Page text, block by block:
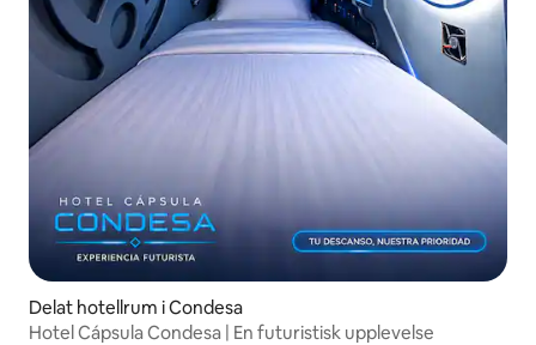
Delat hotellrum i Condesa
Hotel Cápsula Condesa | En futuristisk upplevelse